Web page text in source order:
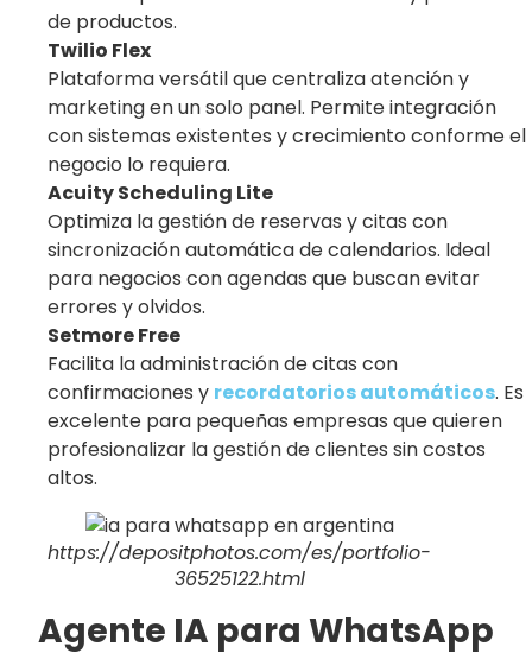
de productos.
Twilio Flex
Plataforma versátil que centraliza atención y
marketing en un solo panel. Permite integración
con sistemas existentes y crecimiento conforme el
negocio lo requiera.
Acuity Scheduling Lite
Optimiza la gestión de reservas y citas con
sincronización automática de calendarios. Ideal
para negocios con agendas que buscan evitar
errores y olvidos.
Setmore Free
Facilita la administración de citas con
confirmaciones y recordatorios automáticos. Es
excelente para pequeñas empresas que quieren
profesionalizar la gestión de clientes sin costos
altos.
https://depositphotos.com/es/portfolio-
36525122.html
Agente IA para WhatsApp